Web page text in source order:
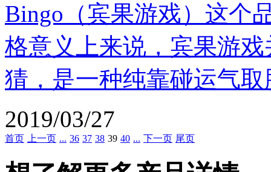
Bingo（宾果游戏）这个
格意义上来说，宾果游
猜，是一种纯靠碰运气
2019/03/27
首页 上一页 ... 36 37 38 39 40 ... 下一页 尾页